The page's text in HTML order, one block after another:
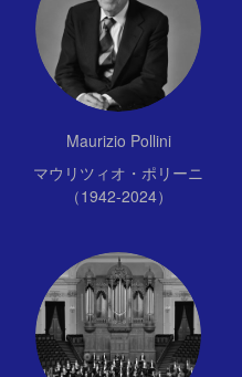
Maurizio Pollini
マウリツィオ・ポリーニ
（1942-2024）